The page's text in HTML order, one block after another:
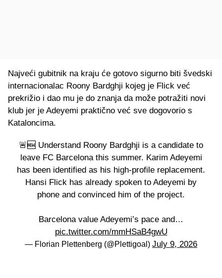
Najveći gubitnik na kraju će gotovo sigurno biti švedski
internacionalac Roony Bardghji kojeg je Flick već
prekrižio i dao mu je do znanja da može potražiti novi
klub jer je Adeyemi praktično već sve dogovorio s
Kataloncima.
🚨🆕 Understand Roony Bardghji is a candidate to
leave FC Barcelona this summer. Karim Adeyemi
has been identified as his high-profile replacement.
Hansi Flick has already spoken to Adeyemi by
phone and convinced him of the project.
Barcelona value Adeyemi’s pace and…
pic.twitter.com/mmHSaB4gwU
— Florian Plettenberg (@Plettigoal) July 9, 2026